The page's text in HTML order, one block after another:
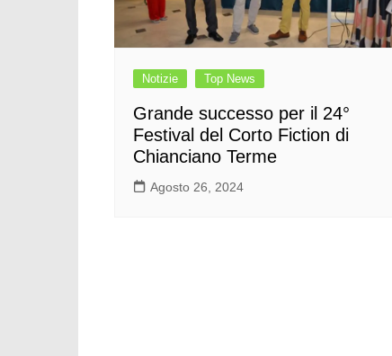
Notizie Top News
Grande successo per il 24°
Festival del Corto Fiction di
Chianciano Terme
Agosto 26, 2024